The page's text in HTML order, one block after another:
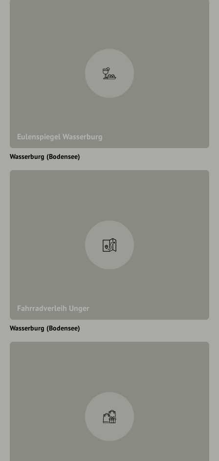
Eulenspiegel Wasserburg
Wasserburg (Bodensee)
Fahrradverleih Unger
Wasserburg (Bodensee)